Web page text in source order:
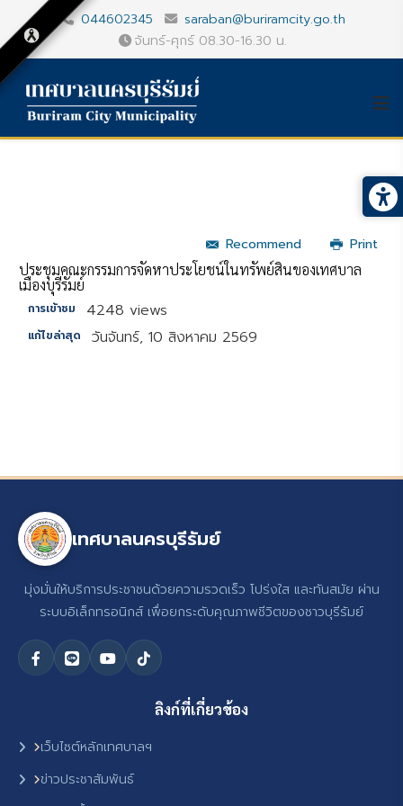
044602345
saraban@buriramcity.go.th
จันทร์-ศุกร์ 08.30-16.30 น.
Recommend
Print
ประชุมคณะกรรมการจัดหาประโยชน์ในทรัพย์สินของเทศบาล
เมืองบุรีรัมย์
การเข้าชม 4248 views
แก้ไขล่าสุด วันจันทร์, 10 สิงหาคม 2569
เทศบาลนครบุรีรัมย์
มุ่งมั่นให้บริการประชาชนด้วยความรวดเร็ว โปร่งใส และทันสมัย ผ่าน
ระบบอิเล็กทรอนิกส์ เพื่อยกระดับคุณภาพชีวิตของชาวบุรีรัมย์
ลิงก์ที่เกี่ยวข้อง
เว็บไซต์หลักเทศบาลฯ
ข่าวประชาสัมพันธ์